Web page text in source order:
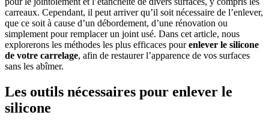
carreaux. Cependant, il peut arriver qu’il soit nécessaire de l’enlever,
que ce soit à cause d’un débordement, d’une rénovation ou
simplement pour remplacer un joint usé. Dans cet article, nous
explorerons les méthodes les plus efficaces pourenlever le silicone
de votre carrelage, afin de restaurer l’apparence de vos surfaces
sans les abîmer.
Les outils nécessaires pour enlever le
silicone